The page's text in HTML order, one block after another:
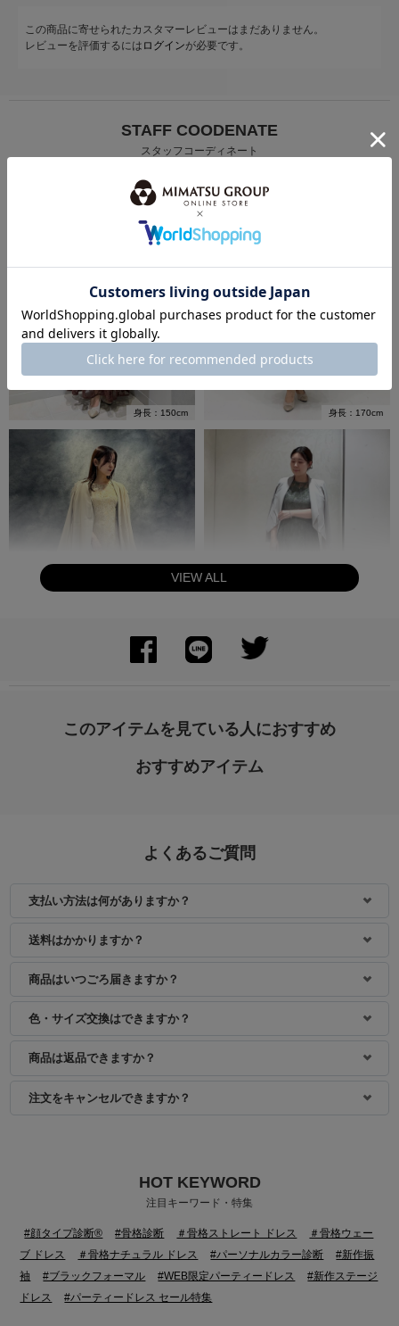
この商品に寄せられたカスタマーレビューはまだありません。
レビューを評価するには ログインが必要です。
STAFF COODENATE
スタッフコーディネート
身長：150cm 身長：170cm
身長：160cm
VIEW ALL
このアイテムを見ている人におすすめ
おすすめアイテム
よくあるご質問
支払い方法は何がありますか？
送料はかかりますか？
商品はいつごろ届きますか？
色・サイズ交換はできますか？
商品は返品できますか？
注文をキャンセルできますか？
HOT KEYWORD
注目キーワード・特集
#顔タイプ診断® #骨格診断 ＃骨格ストレート ドレス
＃骨格ウェー
ブ ドレス
＃骨格ナチュラル ドレス #パーソナルカラー診断
#新作振
袖
#ブラックフォーマル #WEB限定パーティードレス
#新作ステージ
ドレス
#パーティードレス セール特集